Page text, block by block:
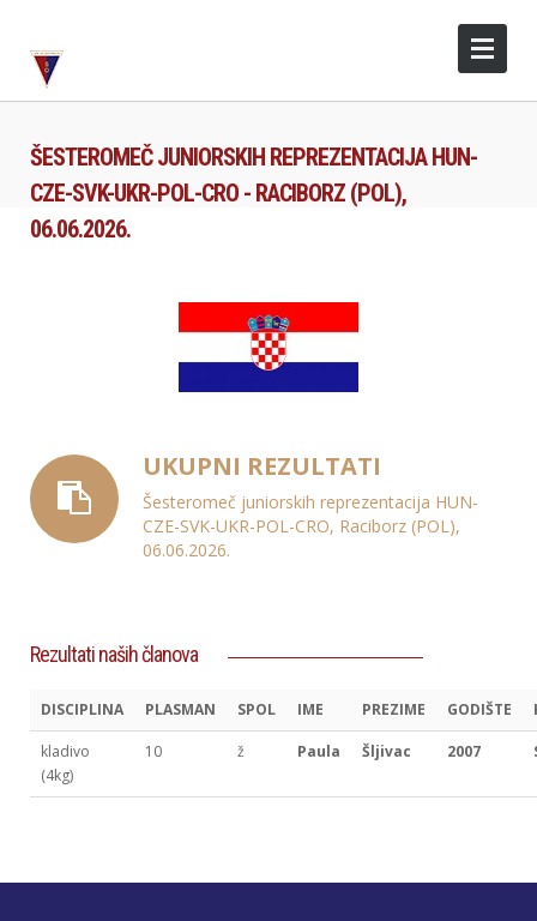
ŠESTEROMEČ JUNIORSKIH REPREZENTACIJA HUN-
CZE-SVK-UKR-POL-CRO - RACIBORZ (POL),
06.06.2026.
UKUPNI REZULTATI
Šesteromeč juniorskih reprezentacija HUN-
CZE-SVK-UKR-POL-CRO, Raciborz (POL),
06.06.2026.
Rezultati naših članova
DISCIPLINA PLASMAN SPOL IME PREZIME GODIŠTE
kladivo
(4kg)
10 ž Paula Šljivac 2007